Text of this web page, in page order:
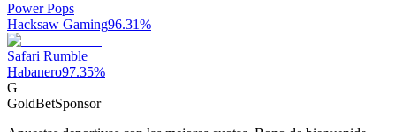
Power Pops
Hacksaw Gaming96.31%
Safari Rumble
Habanero97.35%
G
GoldBetSponsor